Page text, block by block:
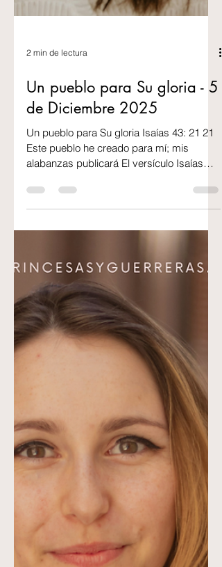
2 min de lectura
Este pueblo he creado para mí; mis
alabanzas publicará El versículo Isaías
43:21 es un pasaje profundo y significativo
que refleja el deseo de Dios de ser
glorificado a través de Su pueblo. En este
contexto, el versículo no solo habla de la
creación de un pueblo, sino también de la
identidad y propósito de los hijos de
Israel, así como de la relación que tienen
con su Creador. “Este pueblo he creado
para mí" subraya que los israelitas